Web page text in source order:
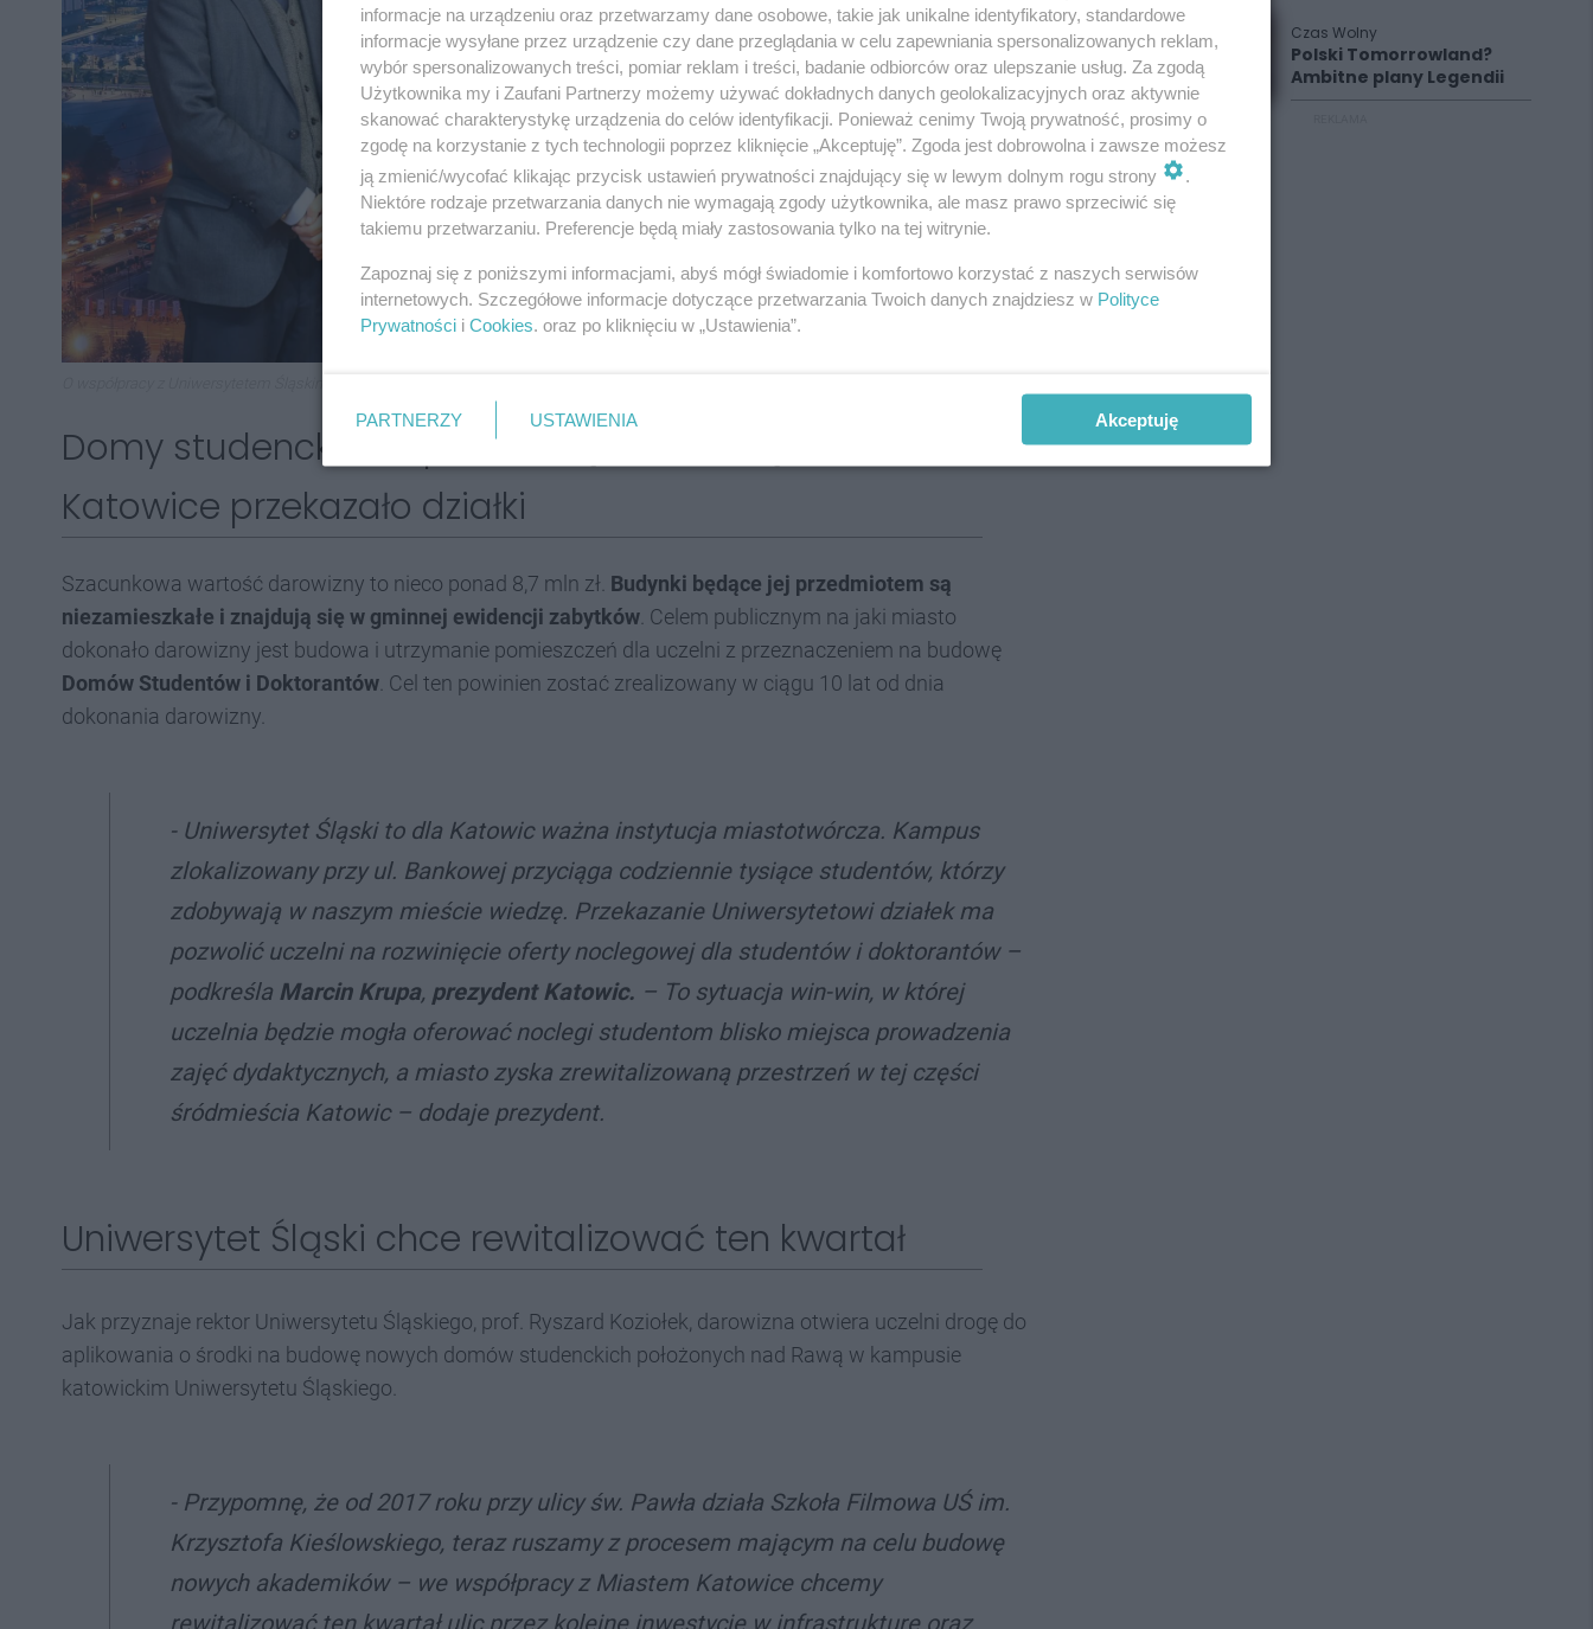
Domy studenckie UŚ powstaną nad Rawą. Miasto
Katowice przekazało działki
Szacunkowa wartość darowizny to nieco ponad 8,7 mln zł. Budynki będące jej przedmiotem są
niezamieszkałe i znajdują się w gminnej ewidencji zabytków . Celem publicznym na jaki miasto
dokonało darowizny jest budowa i utrzymanie pomieszczeń dla uczelni z przeznaczeniem na budowę
Domów Studentów i Doktorantów . Cel ten powinien zostać zrealizowany w ciągu 10 lat od dnia
dokonania darowizny.
- Uniwersytet Śląski to dla Katowic ważna instytucja miastotwórcza. Kampus
zlokalizowany przy ul. Bankowej przyciąga codziennie tysiące studentów, którzy
zdobywają w naszym mieście wiedzę. Przekazanie Uniwersytetowi działekma
pozwolić uczelni na rozwinięcie oferty noclegowej dla studentów i doktorantów–
podkreśla Marcin Krupa, prezydent Katowic. – To sytuacja win-win, w której
uczelnia będzie mogła oferować noclegi studentom blisko miejsca prowadzenia
zajęć dydaktycznych, a miasto zyska zrewitalizowaną przestrzeń w tej części
śródmieścia Katowic – dodaje prezydent.
Uniwersytet Śląski chce rewitalizować ten kwartał
Jak przyznaje rektor Uniwersytetu Śląskiego, prof. Ryszard Koziołek, darowizna otwiera uczelni drogę do
aplikowania o środki na budowę nowych domów studenckich położonych nad Rawą w kampusie
katowickim Uniwersytetu Śląskiego.
- Przypomnę, że od 2017 roku przy ulicy św. Pawła działa Szkoła Filmowa UŚ im.
Krzysztofa Kieślowskiego, teraz ruszamy z procesem mającym na celu budowę
nowych akademików – we współpracy z Miastem Katowice chcemy
rewitalizować ten kwartał ulic przez kolejne inwestycje w infrastrukturę oraz
Czas Wolny
Polski Tomorrowland?
Ambitne plany Legendii
informacje na urządzeniu oraz przetwarzamy dane osobowe, takie jak unikalne identyfikatory, standardowe
informacje wysyłane przez urządzenie czy dane przeglądania w celu zapewniania spersonalizowanych reklam,
wybór spersonalizowanych treści, pomiar reklam i treści, badanie odbiorców oraz ulepszanie usług. Za zgodą
Użytkownika my i Zaufani Partnerzy możemy używać dokładnych danych geolokalizacyjnych oraz aktywnie
skanować charakterystykę urządzenia do celów identyfikacji. Ponieważ cenimy Twoją prywatność, prosimy o
zgodę na korzystanie z tych technologii poprzez kliknięcie „Akceptuję”. Zgoda jest dobrowolna i zawsze możesz
ją zmienić/wycofać klikając przycisk ustawień prywatności znajdujący się w lewym dolnym rogu strony
.
Niektóre rodzaje przetwarzania danych nie wymagają zgody użytkownika, ale masz prawo sprzeciwić się
takiemu przetwarzaniu. Preferencje będą miały zastosowania tylko na tej witrynie.
Zapoznaj się z poniższymi informacjami, abyś mógł świadomie i komfortowo korzystać z naszych serwisów
internetowych. Szczegółowe informacje dotyczące przetwarzania Twoich danych znajdziesz w Polityce
Prywatności i Cookies. oraz po kliknięciu w „Ustawienia”.
PARTNERZY USTAWIENIA Akceptuję